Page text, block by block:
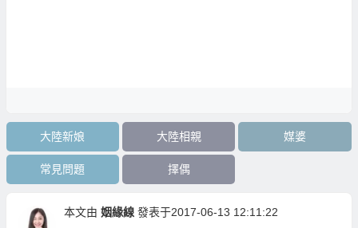
大陸新娘 大陸相親 媒婆
常見問題 擇偶
本文由 姻緣線 發表于2017-06-13 12:11:22